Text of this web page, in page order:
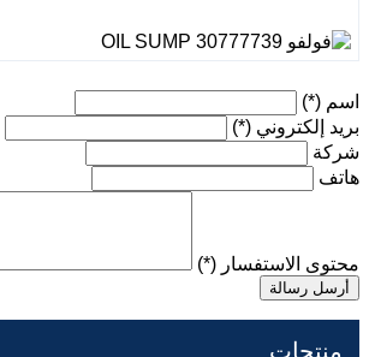
اسم (*)
بريد إلكتروني (*)
شركة
هاتف
محتوى الاستفسار (*)
أرسل رسالة
منتجات